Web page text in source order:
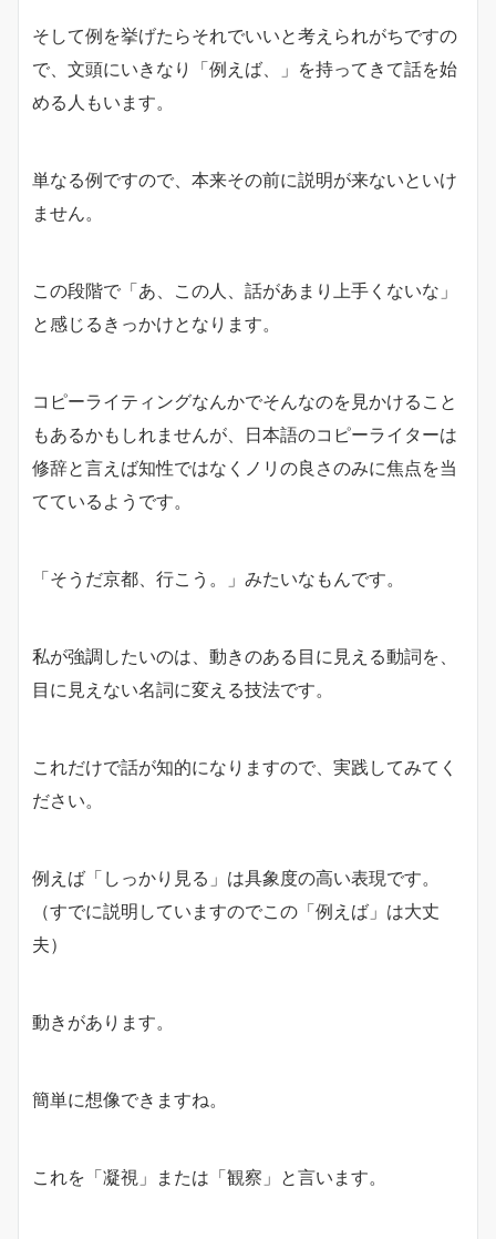
そして例を挙げたらそれでいいと考えられがちですの
で、文頭にいきなり「例えば、」を持ってきて話を始
める人もいます。
単なる例ですので、本来その前に説明が来ないといけ
ません。
この段階で「あ、この人、話があまり上手くないな」
と感じるきっかけとなります。
コピーライティングなんかでそんなのを見かけること
もあるかもしれませんが、日本語のコピーライターは
修辞と言えば知性ではなくノリの良さのみに焦点を当
てているようです。
「そうだ京都、行こう。」みたいなもんです。
私が強調したいのは、動きのある目に見える動詞を、
目に見えない名詞に変える技法です。
これだけで話が知的になりますので、実践してみてく
ださい。
例えば「しっかり見る」は具象度の高い表現です。
（すでに説明していますのでこの「例えば」は大丈
夫）
動きがあります。
簡単に想像できますね。
これを「凝視」または「観察」と言います。